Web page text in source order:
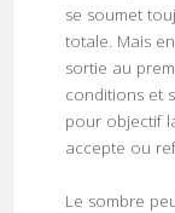
se soumet
totale. Mais
sortie au
conditions et
pour objectif
accepte ou
Le sombre